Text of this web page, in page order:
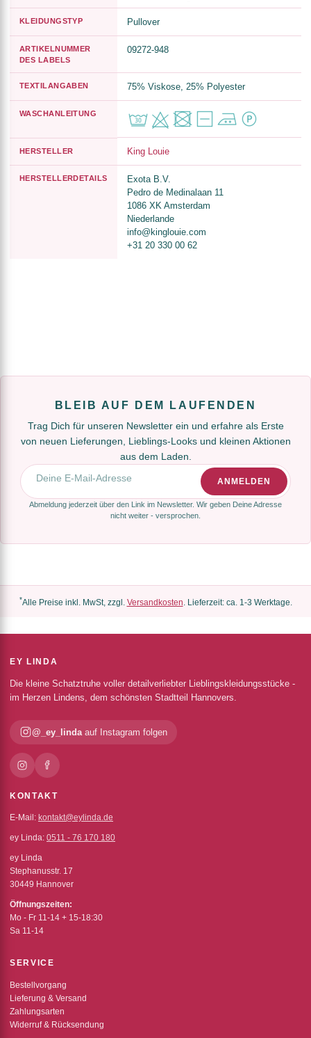
KLEIDUNGSTYP Pullover
ARTIKELNUMMER
DES LABELS
09272-948
TEXTILANGABEN 75% Viskose, 25% Polyester
WASCHANLEITUNG
HERSTELLER King Louie
HERSTELLERDETAILS
Exota B.V.
Pedro de Medinalaan 11
1086 XK Amsterdam
Niederlande
info@kinglouie.com
+31 20 330 00 62
BLEIB AUF DEM LAUFENDEN
Trag Dich für unseren Newsletter ein und erfahre als Erste
von neuen Lieferungen, Lieblings-Looks und kleinen Aktionen
aus dem Laden.
E-Mail-Adresse
ANMELDEN
Abmeldung jederzeit über den Link im Newsletter. Wir geben Deine Adresse
nicht weiter - versprochen.
*Alle Preise inkl. MwSt, zzgl. Versandkosten. Lieferzeit: ca. 1-3 Werktage.
EY LINDA
Die kleine Schatztruhe voller detailverliebter Lieblingskleidungsstücke -
im Herzen Lindens, dem schönsten Stadtteil Hannovers.
@_ey_linda auf Instagram folgen
KONTAKT
E-Mail: kontakt@eylinda.de
ey Linda: 0511 - 76 170 180
ey Linda
Stephanusstr. 17
30449 Hannover
Öffnungszeiten:
Mo - Fr 11-14 + 15-18:30
Sa 11-14
SERVICE
Bestellvorgang
Lieferung & Versand
Zahlungsarten
Widerruf & Rücksendung